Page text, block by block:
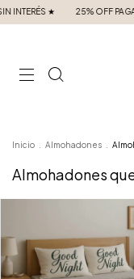
★ 25% OFF
Inicio Almohadones
Almohadones